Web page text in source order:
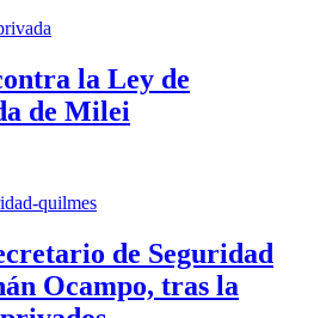
la Ley de
de Milei
de Seguridad
Ocampo, tras la